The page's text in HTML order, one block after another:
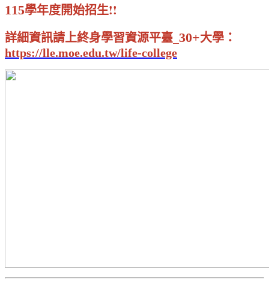
115學年度開始招生!!
詳細資訊請上終身學習資源平臺_ 30+大學 ：
https://lle.moe.edu.tw/life-college